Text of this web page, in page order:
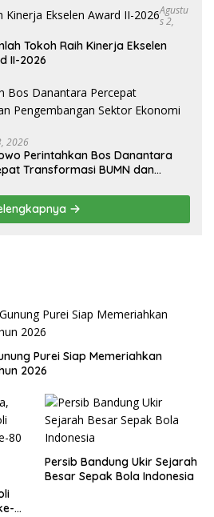
Agustu
S 2,
Tokoh Raih Kinerja Ekselen
II-2026
2026
Perintahkan Bos Danantara
Transformasi BUMN dan
Purei Siap Memeriahkan
2026
Persib Bandung Ukir Sejarah
Besar Sepak Bola Indonesia